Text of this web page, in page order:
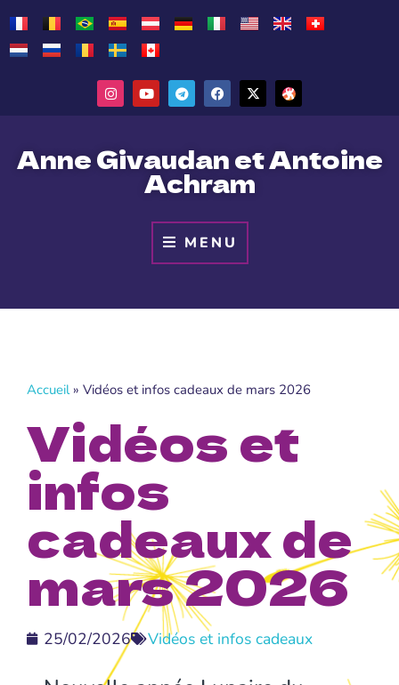
Anne Givaudan et Antoine
Achram
MENU
Accueil» Vidéos et infos cadeaux de mars 2026
Vidéos et
infos
cadeaux de
mars 2026
25/02/2026 Vidéos et infos cadeaux